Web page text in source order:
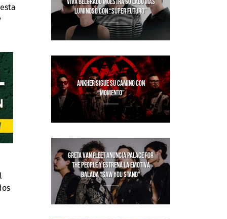
LUMINOSO CON “SÚPER FUTURO”
ANKHER SIGUE SU CAMINO CON
“MOMENTO”
GRETA VAN FLEET ANUNCIA PALACE FOR
THE PEOPLE Y ESTRENA LA EMOTIVA
BALADA “SAW YOU STAND”